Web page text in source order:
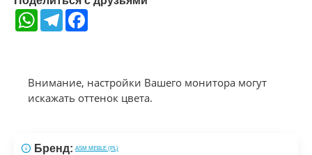
WhatsAppTelegram
Внимание, настройки Вашего монитора могут
искажать оттенок цвета.
Бренд: ASM MEBLE (PL)